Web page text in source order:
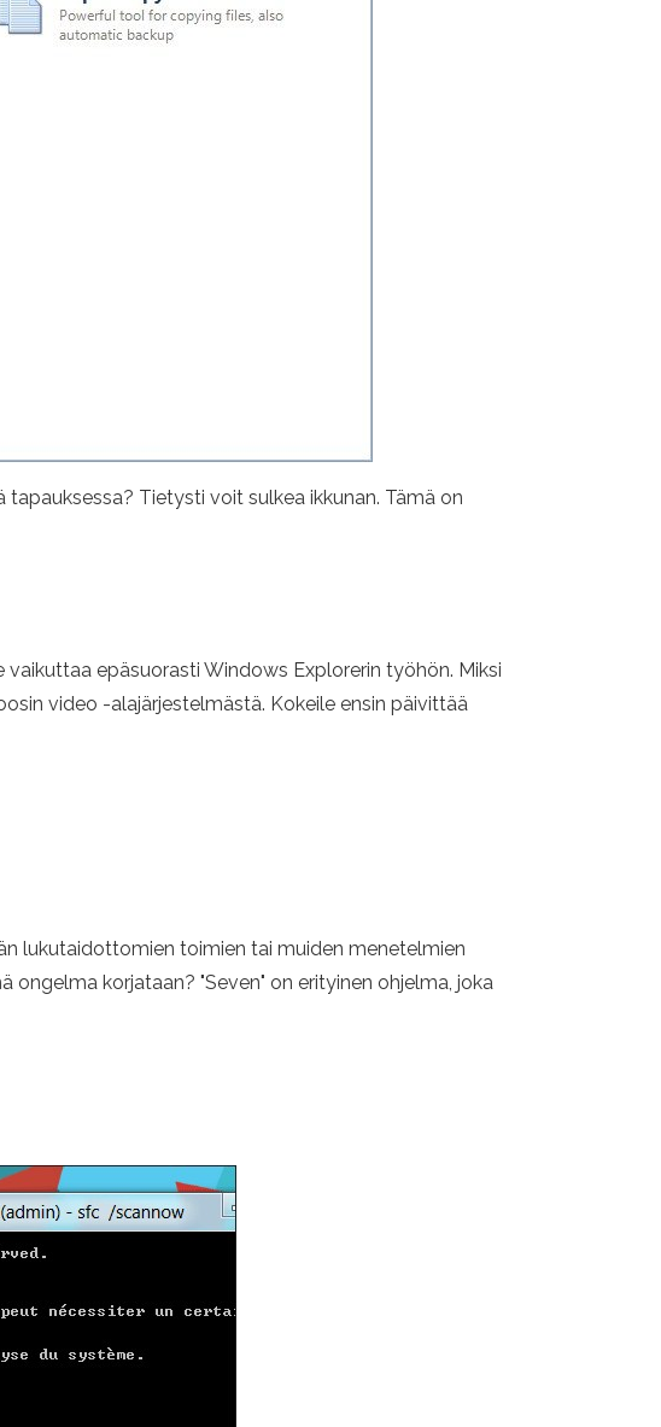
Tietysti voit sulkea ikkunan. Tämä on
epäsuorasti Windows Explorerin työhön. Miksi
video -alajärjestelmästä. Kokeile ensin päivittää
lukutaidottomien toimien tai muiden menetelmien
korjataan? "Seven" on erityinen ohjelma, joka